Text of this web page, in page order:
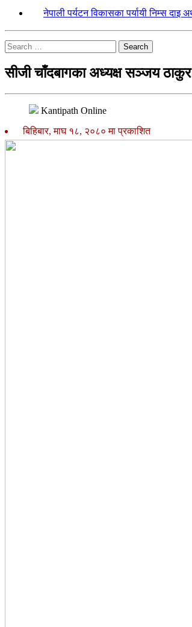
नेपाली पर्यटन विकासका पर्यायी निम्स दाइ
Search
सीजी चाँदबागका अध्यक्ष सञ्जय
Kantipath Online
बिहिबार, माघ १८, २०८० मा प्रकाशित